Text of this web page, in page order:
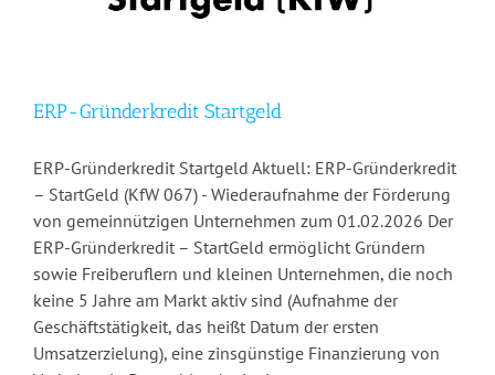
ERP-Gründerkredit Startgeld
ERP-Gründerkredit Startgeld Aktuell: ERP-Gründerkredit
– StartGeld (KfW 067) - Wiederaufnahme der Förderung
von gemeinnützigen Unternehmen zum 01.02.2026 Der
ERP-Gründerkredit – StartGeld ermöglicht Gründern
sowie Freiberuflern und kleinen Unternehmen, die noch
keine 5 Jahre am Markt aktiv sind (Aufnahme der
Geschäftstätigkeit, das heißt Datum der ersten
Umsatzerzielung), eine zinsgünstige Finanzierung von